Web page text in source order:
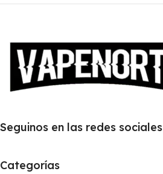
Seguinos en las redes sociales
Categorías